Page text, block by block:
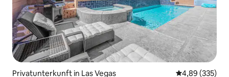
Privatunterkunft in Las Vegas
4,89 (335)